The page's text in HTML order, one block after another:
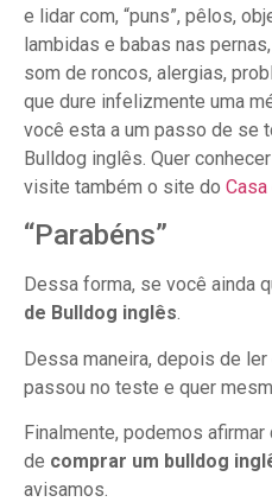
e lidar com, “puns”, pêlos,
lambidas e babas nas
som de roncos, alergias,
que dure infelizmente uma
você esta a um passo de se
Bulldog inglês. Quer
visite também o site do
“Parabéns”
Dessa forma, se você ainda
de Bulldog inglês.
Dessa maneira, depois de
passou no teste e quer
Finalmente, podemos
de comprar um bulldog
avisamos.